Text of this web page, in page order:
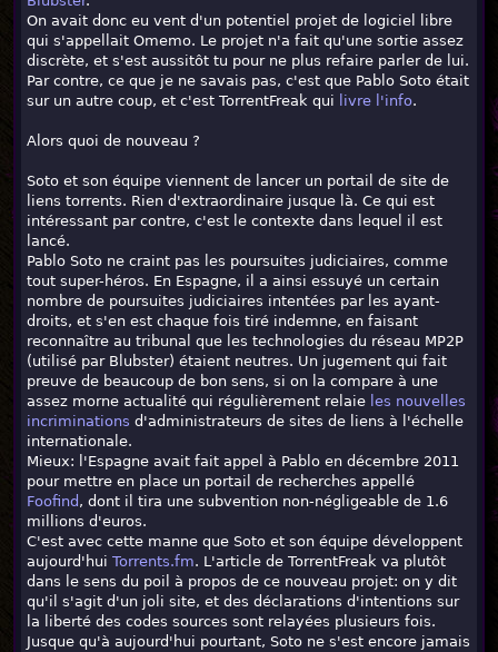
On avait donc eu vent d'un potentiel projet de logiciel libre
qui s'appellait Omemo. Le projet n'a fait qu'une sortie assez
discrète, et s'est aussitôt tu pour ne plus refaire parler de lui.
Par contre, ce que je ne savais pas, c'est que Pablo Soto était
sur un autre coup, et c'est TorrentFreak qui
livre l'info.
Alors quoi de nouveau ?
Soto et son équipe viennent de lancer un portail de site de
liens torrents. Rien d'extraordinaire jusque là. Ce qui est
intéressant par contre, c'est le contexte dans lequel il est
lancé.
Pablo Soto ne craint pas les poursuites judiciaires, comme
tout super-héros. En Espagne, il a ainsi essuyé un certain
nombre de poursuites judiciaires intentées par les ayant-
droits, et s'en est chaque fois tiré indemne, en faisant
reconnaître au tribunal que les technologies du réseau MP2P
(utilisé par Blubster) étaient neutres. Un jugement qui fait
preuve de beaucoup de bon sens, si on la compare à une
assez morne actualité qui régulièrement relaie les nouvelles
incriminations d'administrateurs de sites de liens à l'échelle
internationale.
Mieux: l'Espagne avait fait appel à Pablo en décembre 2011
pour mettre en place un portail de recherches appellé
Foofind , dont il tira une subvention non-négligeable de 1.6
millions d'euros.
C'est avec cette manne que Soto et son équipe développent
aujourd'hui Torrents.fm. L'article de TorrentFreak va plutôt
dans le sens du poil à propos de ce nouveau projet: on y dit
qu'il s'agit d'un joli site, et des déclarations d'intentions sur
la liberté des codes sources sont relayées plusieurs fois.
Jusque qu'à aujourd'hui pourtant, Soto ne s'est encore jamais